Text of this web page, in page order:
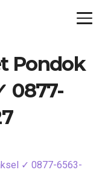
Pondok
0877-
✓ 0877-6563-